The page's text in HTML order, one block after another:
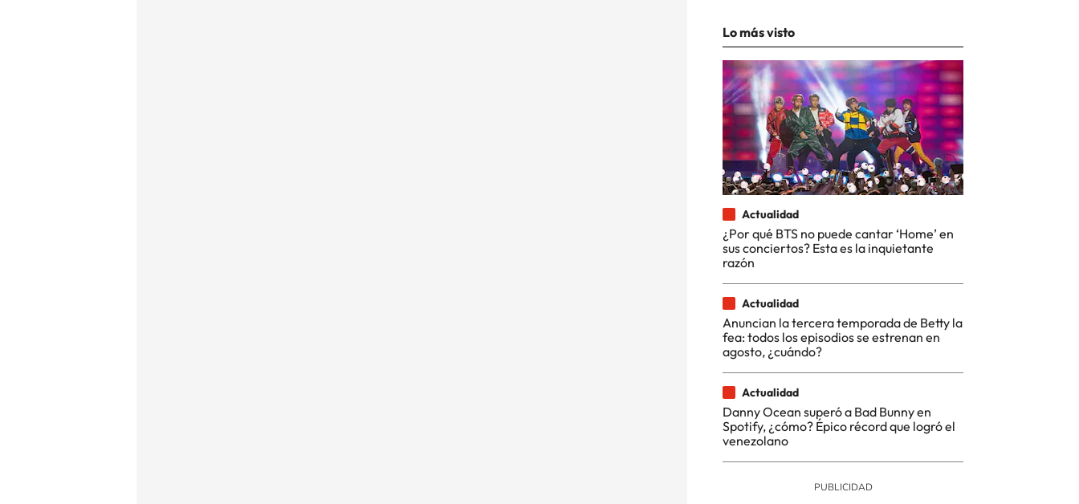
Lo más visto
Actualidad
¿Por qué BTS no puede cantar ‘Home’ en
sus conciertos? Esta es la inquietante
razón
Actualidad
Anuncian la tercera temporada de Betty la
fea: todos los episodios se estrenan en
agosto, ¿cuándo?
Actualidad
Danny Ocean superó a Bad Bunny en
Spotify, ¿cómo? Épico récord que logró el
venezolano